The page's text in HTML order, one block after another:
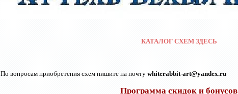
КАТАЛОГ СХЕМ ЗДЕСЬ
По вопросам приобретения схем пишите на почту whiterabbit-art@yandex.ru
Программа скидок и бонусов